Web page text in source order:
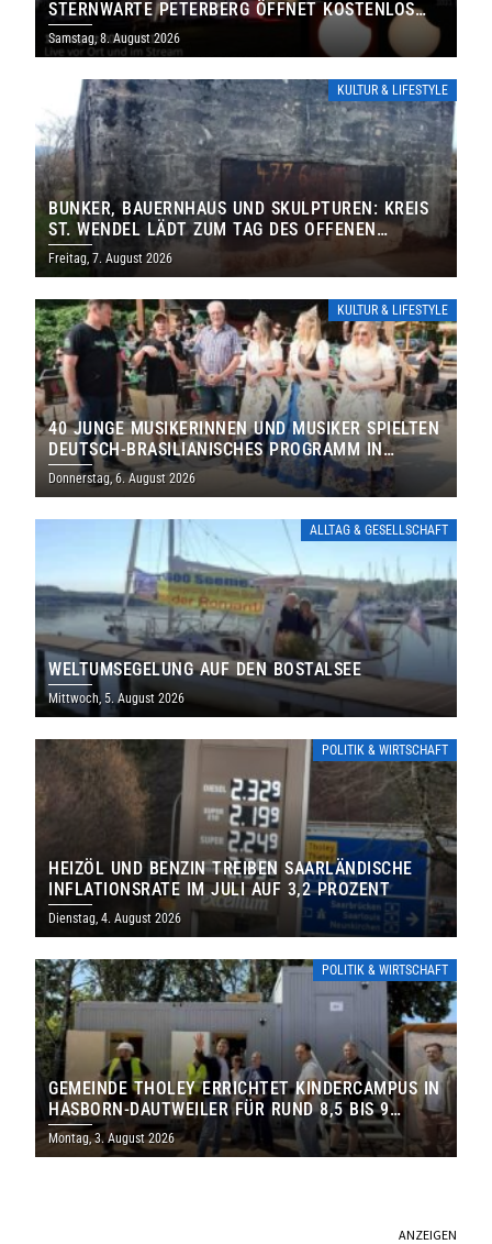
STERNWARTE PETERBERG ÖFFNET KOSTENLOS
IHRE TORE
Samstag, 8. August 2026
KULTUR & LIFESTYLE
BUNKER, BAUERNHAUS UND SKULPTUREN: KREIS
ST. WENDEL LÄDT ZUM TAG DES OFFENEN
DENKMALS EIN
Freitag, 7. August 2026
KULTUR & LIFESTYLE
40 JUNGE MUSIKERINNEN UND MUSIKER SPIELTEN
DEUTSCH-BRASILIANISCHES PROGRAMM IN
THOLEY
Donnerstag, 6. August 2026
ALLTAG & GESELLSCHAFT
WELTUMSEGELUNG AUF DEN BOSTALSEE
Mittwoch, 5. August 2026
POLITIK & WIRTSCHAFT
HEIZÖL UND BENZIN TREIBEN SAARLÄNDISCHE
INFLATIONSRATE IM JULI AUF 3,2 PROZENT
Dienstag, 4. August 2026
POLITIK & WIRTSCHAFT
GEMEINDE THOLEY ERRICHTET KINDERCAMPUS IN
HASBORN-DAUTWEILER FÜR RUND 8,5 BIS 9
MILLIONEN EURO
Montag, 3. August 2026
ANZEIGEN